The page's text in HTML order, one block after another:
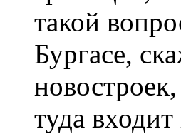
такой
Бургасе,
туда